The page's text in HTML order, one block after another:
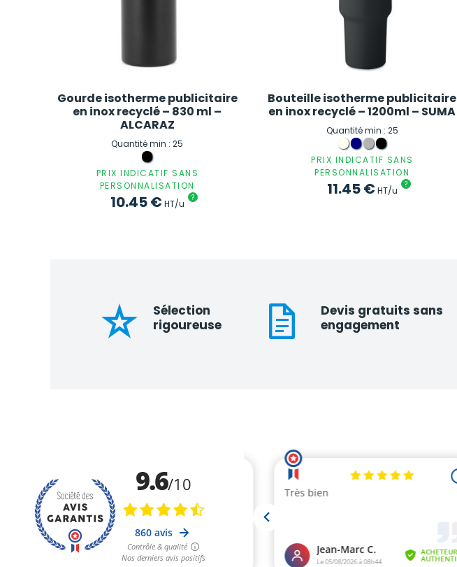
Gourde isotherme publicitaire
en inox recyclé – 830 ml –
ALCARAZ
Quantité min : 25
PRIX INDICATIF SANS
PERSONNALISATION
10.45€HT/u
?
Bouteille isotherme publicitaire
en inox recyclé – 1200ml – SUMA
Quantité min : 25
PRIX INDICATIF SANS
PERSONNALISATION
11.45€HT/u
?
Sélection
rigoureuse
Devis gratuits sans
engagement